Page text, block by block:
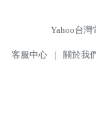
Yahoo台
客服中心 | 關於我